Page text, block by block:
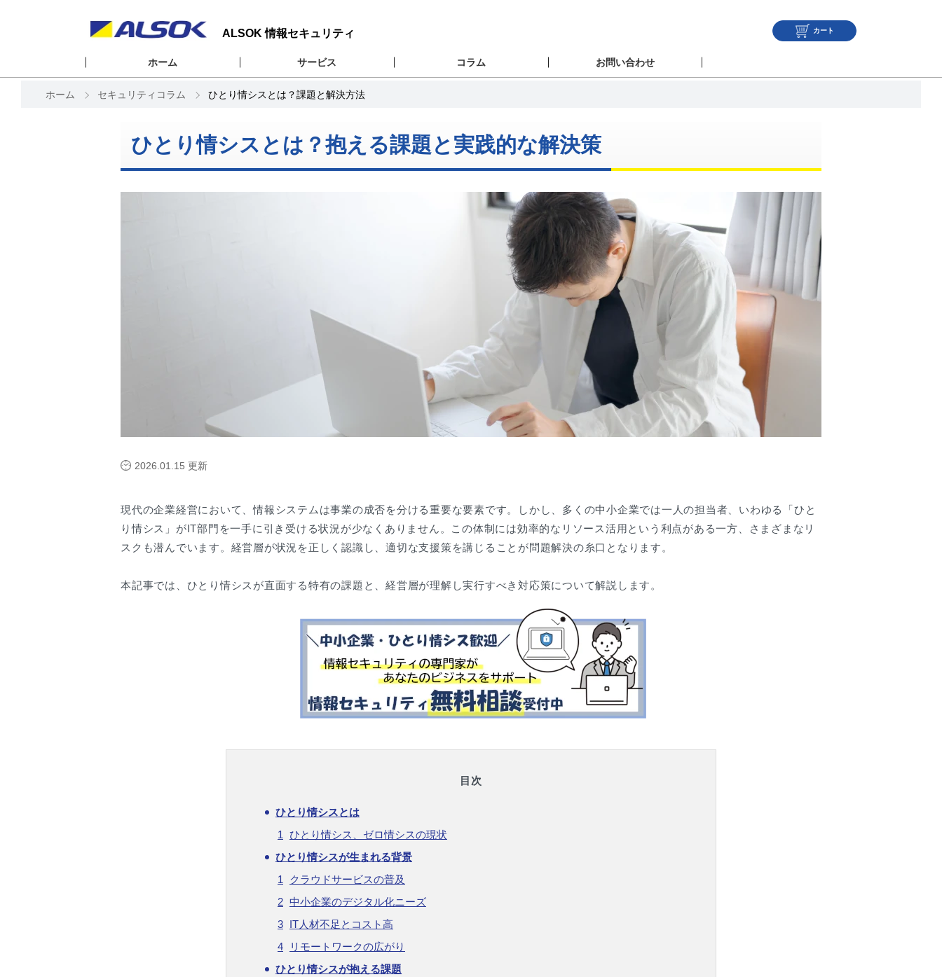
ALSOK 情報セキュリティ カート
ホーム サービス コラム お問い合わせ
ホーム セキュリティコラム ひとり情シスとは？課題と解決方法
ひとり情シスとは？抱える課題と実践的な解決策
2026.01.15 更新
現代の企業経営において、情報システムは事業の成否を分ける重要な要素です。しかし、多くの中小企業では一人の担当者、いわゆる「ひと
り情シス」がIT部門を一手に引き受ける状況が少なくありません。この体制には効率的なリソース活用という利点がある一方、さまざまなリ
スクも潜んでいます。経営層が状況を正しく認識し、適切な支援策を講じることが問題解決の糸口となります。
本記事では、ひとり情シスが直面する特有の課題と、経営層が理解し実行すべき対応策について解説します。
目次
ひとり情シスとは
ひとり情シス、ゼロ情シスの現状
ひとり情シスが生まれる背景
クラウドサービスの普及
中小企業のデジタル化ニーズ
IT人材不足とコスト高
リモートワークの広がり
ひとり情シスが抱える課題